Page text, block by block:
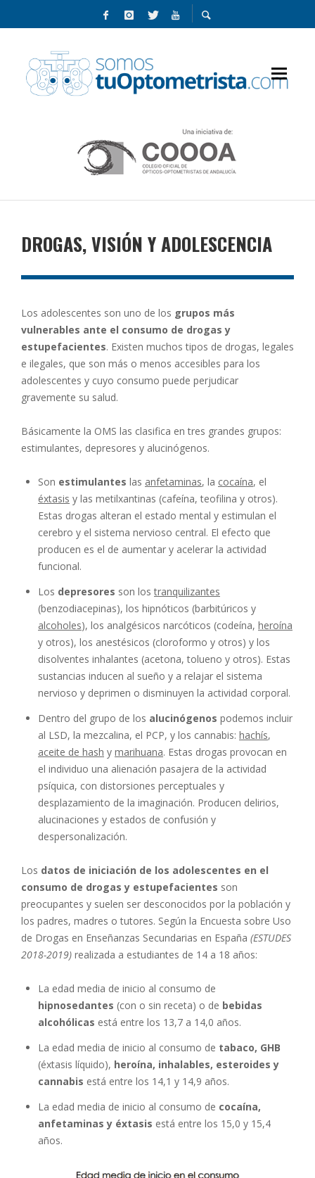
DROGAS, VISIÓN Y ADOLESCENCIA
Los adolescentes son uno de los grupos más
vulnerables ante el consumo de drogas y
estupefacientes. Existen muchos tipos de drogas, legales
e ilegales, que son más o menos accesibles para los
adolescentes y cuyo consumo puede perjudicar
gravemente su salud.
Básicamente la OMS las clasifica en tres grandes grupos:
estimulantes, depresores y alucinógenos.
Son estimulantes las anfetaminas, la cocaína, el
éxtasis y las metilxantinas (cafeína, teofilina y otros).
Estas drogas alteran el estado mental y estimulan el
cerebro y el sistema nervioso central. El efecto que
producen es el de aumentar y acelerar la actividad
funcional.
Los depresores son lostranquilizantes
(benzodiacepinas), los hipnóticos (barbitúricos y
alcoholes), los analgésicos narcóticos (codeína, heroína
y otros), los anestésicos (cloroformo y otros) y los
disolventes inhalantes (acetona, tolueno y otros). Estas
sustancias inducen al sueño y a relajar el sistema
nervioso y deprimen o disminuyen la actividad corporal.
Dentro del grupo de los alucinógenos podemos incluir
al LSD, la mezcalina, el PCP, y los cannabis: hachís,
aceite de hash y marihuana. Estas drogas provocan en
el individuo una alienación pasajera de la actividad
psíquica, con distorsiones perceptuales y
desplazamiento de la imaginación. Producen delirios,
alucinaciones y estados de confusión y
despersonalización.
Los datos de iniciación de los adolescentes en el
consumo de drogas y estupefacientes son
preocupantes y suelen ser desconocidos por la población y
los padres, madres o tutores. Según la Encuesta sobre Uso
de Drogas en Enseñanzas Secundarias en España (ESTUDES
2018-2019) realizada a estudiantes de 14 a 18 años:
La edad media de inicio al consumo de
hipnosedantes (con o sin receta) o de bebidas
alcohólicas está entre los 13,7 a 14,0 años.
La edad media de inicio al consumo de tabaco, GHB
(éxtasis líquido), heroína, inhalables, esteroides y
cannabis está entre los 14,1 y 14,9 años.
La edad media de inicio al consumo de cocaína,
anfetaminas y éxtasis está entre los 15,0 y 15,4
años.